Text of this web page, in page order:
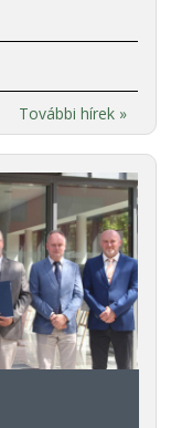
További hírek »